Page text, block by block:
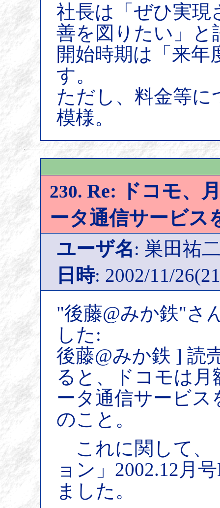
社長は「ぜひ実現
善を図りたい」
開始時期は「来
す。
ただし、料金等
模様。
230. Re: ドコモ、
ータ通信サービス
ユーザ名: 巣田祐
日時: 2002/11/
"後藤@みか鉄"さ
した:
後藤@みか鉄 ] 読
ると、ドコモは月
ータ通信サービス
のこと。
これに関して、
ョン」2002.12月
ました。